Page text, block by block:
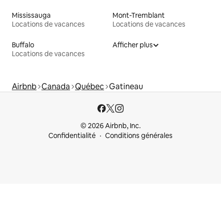
Mississauga
Locations de vacances
Mont-Tremblant
Locations de vacances
Buffalo
Locations de vacances
Afficher plus
Airbnb Canada Québec Gatineau
© 2026 Airbnb, Inc.
Confidentialité
Conditions générales